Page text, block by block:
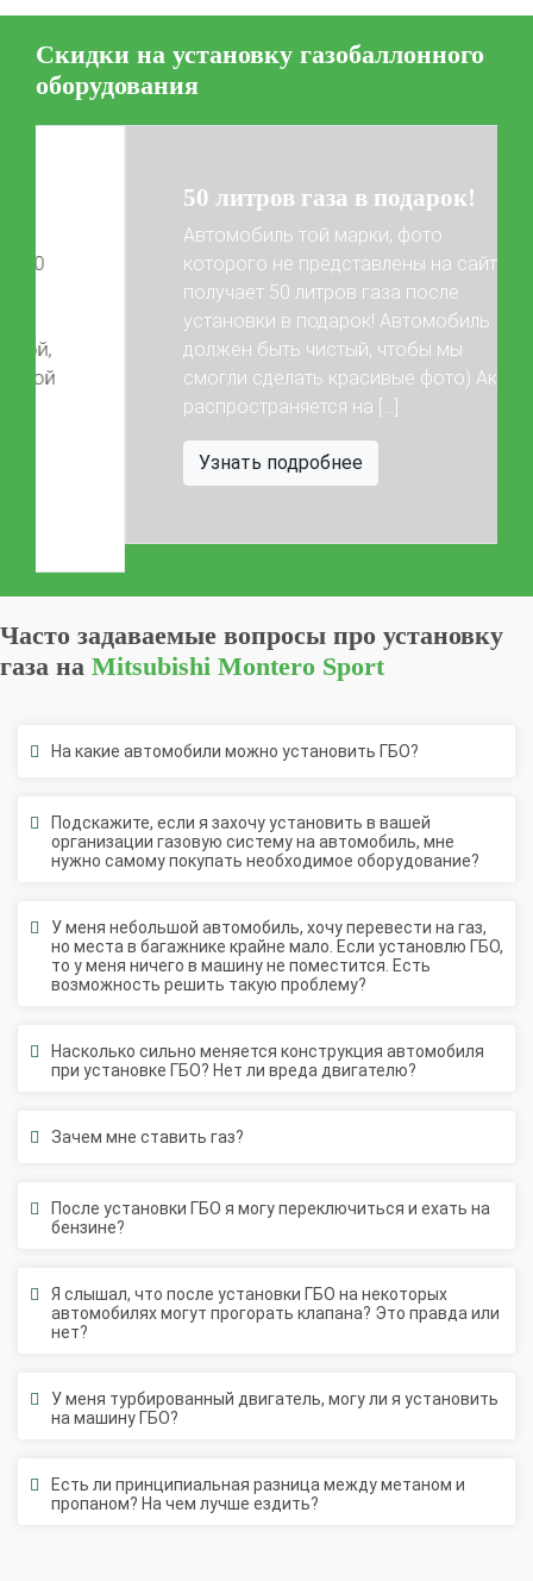
BRC
OMVL LOVATO KME Digitronic
Цена на установку ГБО
Чистка и регулировка форсунок
Замена датчика давления
Замена баллона
Регистрация ГБО в ГИБДД
Штрафы в 2026 году
Документы для регистрации
Свидетельство на ГБО
Скидки на установку газобаллонного
оборудования
50 литров газа в подарок!
Автомобиль той марки, фото
которого не представлены на сайте,
получает 50 литров газа после
установки в подарок! Автомобиль
должен быть чистый, чтобы мы
смогли сделать красивые фото) Акция
распространяется на […]
Узнать подробнее
газа наMitsubishi Montero Sport
организации газовую систему на автомобиль, мне
нужно самому покупать необходимое оборудование?
но места в багажнике крайне мало. Если установлю ГБО,
то у меня ничего в машину не поместится. Есть
возможность решить такую проблему?
при установке ГБО? Нет ли вреда двигателю?
бензине?
автомобилях могут прогорать клапана? Это правда или
нет?
на машину ГБО?
пропаном? На чем лучше ездить?